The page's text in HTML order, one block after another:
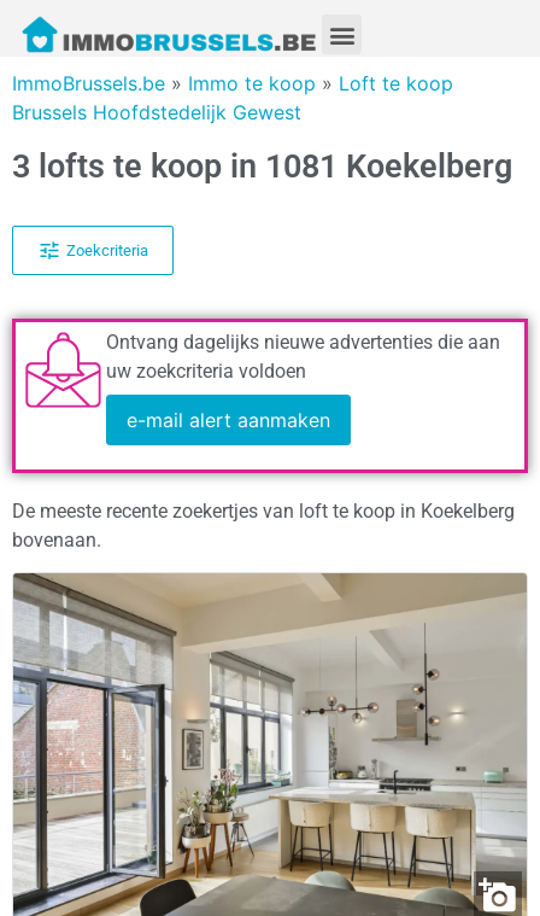
ImmoBrussels.be » Immo te koop » Loft te koop
Brussels Hoofdstedelijk Gewest
3 lofts te koop in 1081 Koekelberg
Zoekcriteria
Ontvang dagelijks nieuwe advertenties die aan
uw zoekcriteria voldoen
e-mail alert aanmaken
De meeste recente zoekertjes van loft te koop in Koekelberg
bovenaan.